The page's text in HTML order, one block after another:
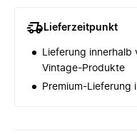
Lieferzeitpunkt
Lieferung innerhalb
Vintage-Produkte
Premium-Lieferung